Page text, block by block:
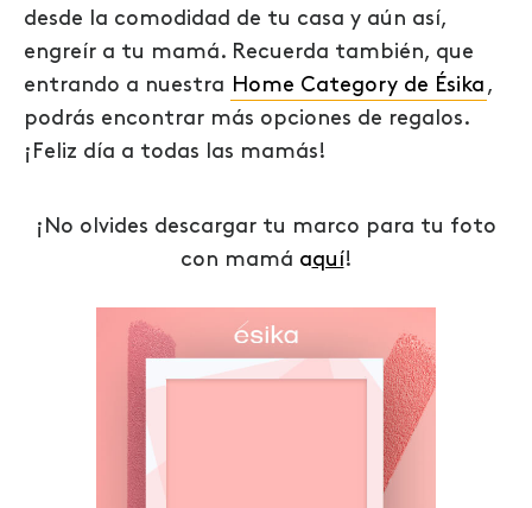
desde la comodidad de tu casa y aún así,
engreír a tu mamá. Recuerda también, que
entrando a nuestra Home Category de Ésika ,
podrás encontrar más opciones de regalos.
¡Feliz día a todas las mamás!
¡No olvides descargar tu marco para tu foto
con mamá aquí!